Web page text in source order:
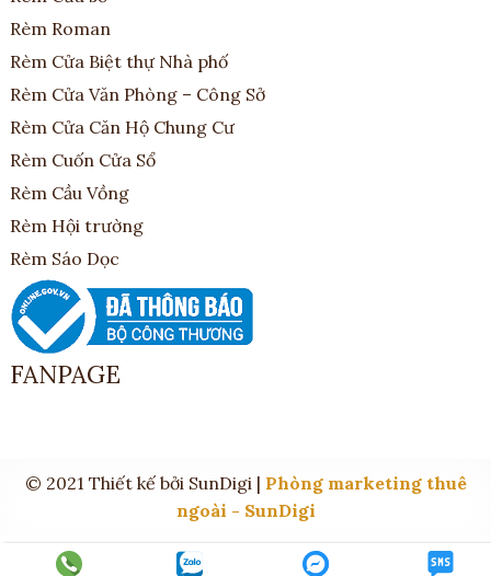
Rèm Roman
Rèm Cửa Biệt thự Nhà phố
Rèm Cửa Văn Phòng – Công Sở
Rèm Cửa Căn Hộ Chung Cư
Rèm Cuốn Cửa Sổ
Rèm Cầu Vồng
Rèm Hội trường
Rèm Sáo Dọc
FANPAGE
© 2021 Thiết kế bởi SunDigi | Phòng marketing thuê
ngoài - SunDigi